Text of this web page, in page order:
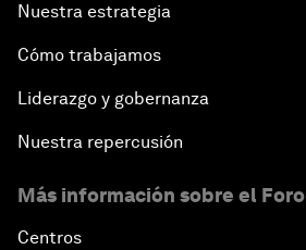
Nuestra estrategia
Cómo trabajamos
Liderazgo y gobernanza
Nuestra repercusión
Más información sobre el Foro
Centros